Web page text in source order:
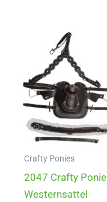
Crafty Ponies
2047 Crafty
Westernsattel